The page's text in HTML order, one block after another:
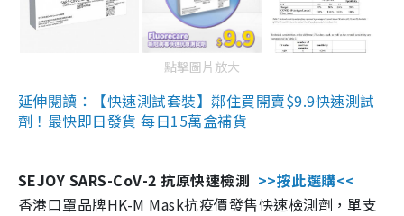
點擊圖片放大
延伸閱讀：【快速測試套裝】鄰住買開賣$9.9快速測試
劑！最快即日發貨 每日15萬盒補貨
SEJOY SARS-CoV-2 抗原快速檢測 >>按此選購<<
香港口罩品牌HK-M Mask抗疫價發售快速檢測劑，單支